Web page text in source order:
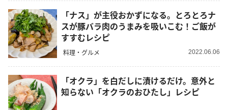
「ナス」が主役おかずになる。とろとろナ
スが豚バラ肉のうまみを吸いこむ！ご飯が
すすむレシピ
料理・グルメ 2022.06.06
「オクラ」を白だしに漬けるだけ。意外と
知らない「オクラのおひたし」レシピ